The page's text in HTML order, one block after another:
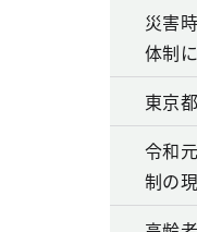
災害
体制
東京
令和
制の